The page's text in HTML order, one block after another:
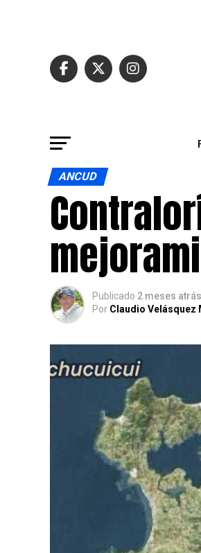
ANCUD
Publicado 2 meses atrás
Por Claudio Velásquez